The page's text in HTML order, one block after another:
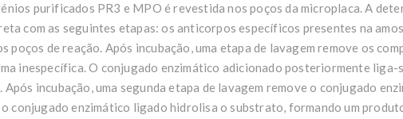
purificados PR3 e MPO é revestida nos poços da microplaca. A
com as seguintes etapas: os anticorpos específicos presentes na
de reação. Após incubação, uma etapa de lavagem remove os
inespecífica. O conjugado enzimático adicionado posteriormente liga-
incubação, uma segunda etapa de lavagem remove o conjugado
conjugado enzimático ligado hidrolisa o substrato, formando um